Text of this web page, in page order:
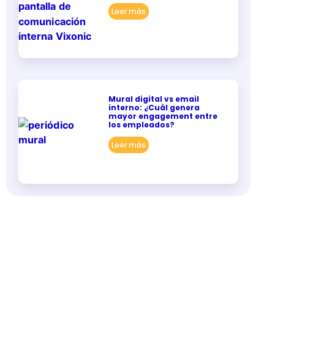
Leer más
Mural digital vs email
interno: ¿Cuál genera
mayor engagement entre
los empleados?
Leer más